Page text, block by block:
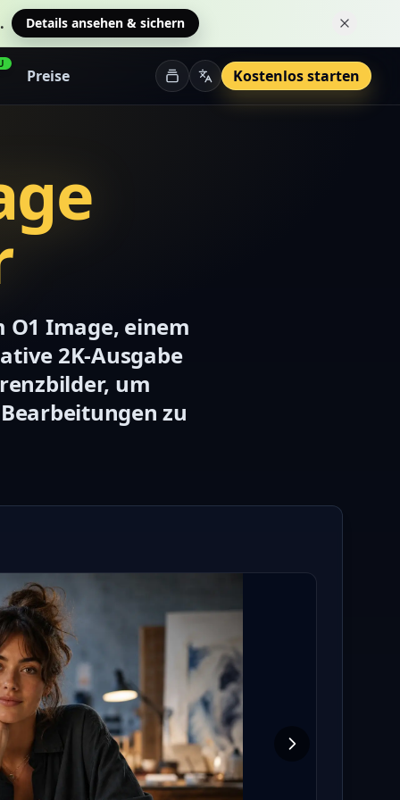
Details ansehen & sichern
Preise Kostenlos starten
Image, einem
2K-Ausgabe
um
zu